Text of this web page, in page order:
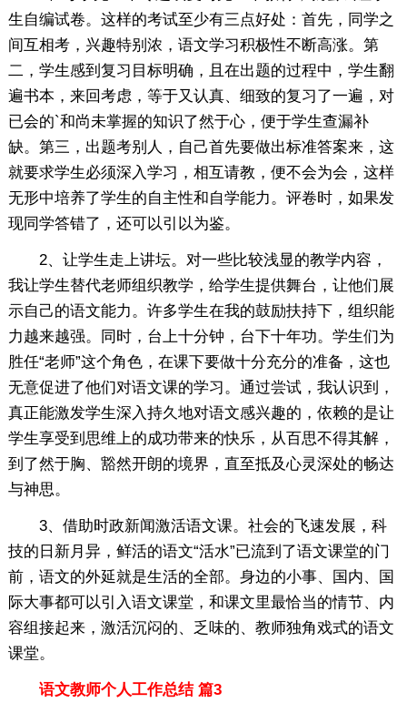
生自编试卷。这样的考试至少有三点好处：首先，同学之
间互相考，兴趣特别浓，语文学习积极性不断高涨。第
二，学生感到复习目标明确，且在出题的过程中，学生翻
遍书本，来回考虑，等于又认真、细致的复习了一遍，对
已会的`和尚未掌握的知识了然于心，便于学生查漏补
缺。第三，出题考别人，自己首先要做出标准答案来，这
就要求学生必须深入学习，相互请教，便不会为会，这样
无形中培养了学生的自主性和自学能力。评卷时，如果发
现同学答错了，还可以引以为鉴。
2、让学生走上讲坛。对一些比较浅显的教学内容，
我让学生替代老师组织教学，给学生提供舞台，让他们展
示自己的语文能力。许多学生在我的鼓励扶持下，组织能
力越来越强。同时，台上十分钟，台下十年功。学生们为
胜任“老师”这个角色，在课下要做十分充分的准备，这也
无意促进了他们对语文课的学习。通过尝试，我认识到，
真正能激发学生深入持久地对语文感兴趣的，依赖的是让
学生享受到思维上的成功带来的快乐，从百思不得其解，
到了然于胸、豁然开朗的境界，直至抵及心灵深处的畅达
与神思。
3、借助时政新闻激活语文课。社会的飞速发展，科
技的日新月异，鲜活的语文“活水”已流到了语文课堂的门
前，语文的外延就是生活的全部。身边的小事、国内、国
际大事都可以引入语文课堂，和课文里最恰当的情节、内
容组接起来，激活沉闷的、乏味的、教师独角戏式的语文
课堂。
语文教师个人工作总结 篇3